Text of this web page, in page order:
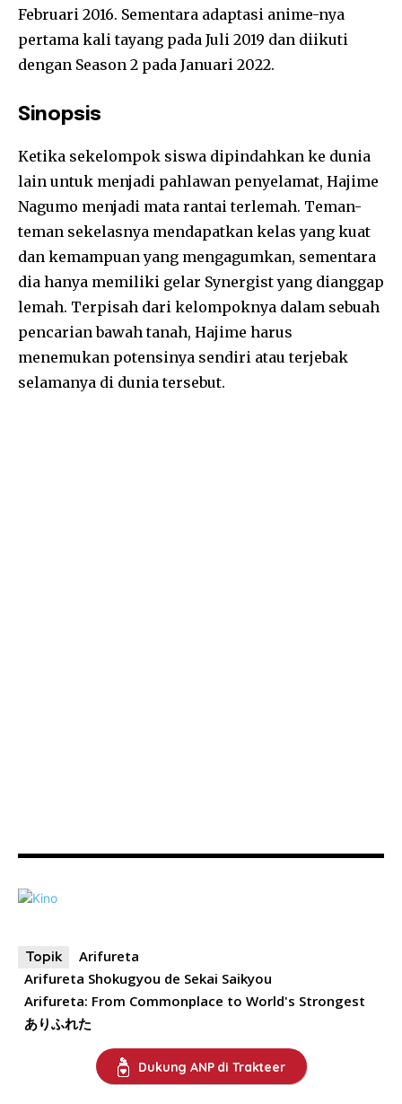
Februari 2016. Sementara adaptasi anime-nya
pertama kali tayang pada Juli 2019 dan diikuti
dengan Season 2 pada Januari 2022.
Sinopsis
Ketika sekelompok siswa dipindahkan ke dunia
lain untuk menjadi pahlawan penyelamat, Hajime
Nagumo menjadi mata rantai terlemah. Teman-
teman sekelasnya mendapatkan kelas yang kuat
dan kemampuan yang mengagumkan, sementara
dia hanya memiliki gelar Synergist yang dianggap
lemah. Terpisah dari kelompoknya dalam sebuah
pencarian bawah tanah, Hajime harus
menemukan potensinya sendiri atau terjebak
selamanya di dunia tersebut.
Topik
Arifureta
Arifureta Shokugyou de Sekai Saikyou
Arifureta: From Commonplace to World's Strongest
ありふれた
Dukung ANP di Trakteer